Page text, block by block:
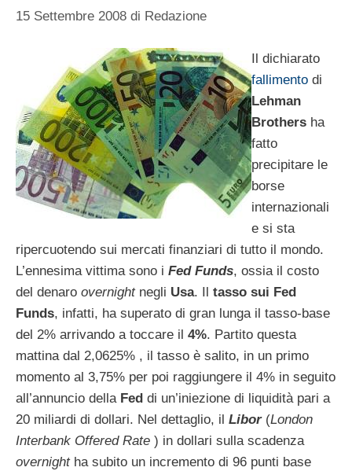
15 Settembre 2008 di Redazione
Il dichiarato
fallimento di
Lehman
Brothers ha
fatto
precipitare le
borse
internazionali
e si sta
ripercuotendo sui mercati finanziari di tutto il mondo.
L’ennesima vittima sono i Fed Funds, ossia il costo
del denaro overnightnegli Usa. Il tasso sui Fed
Funds, infatti, ha superato di gran lunga il tasso-base
del 2% arrivando a toccare il 4%. Partito questa
mattina dal 2,0625% , il tasso è salito, in un primo
momento al 3,75% per poi raggiungere il 4% in seguito
all’annuncio della Fed di un’iniezione di liquidità pari a
20 miliardi di dollari. Nel dettaglio, il Libor(London
Interbank Offered Rate ) in dollari sulla scadenza
overnightha subito un incremento di 96 punti base